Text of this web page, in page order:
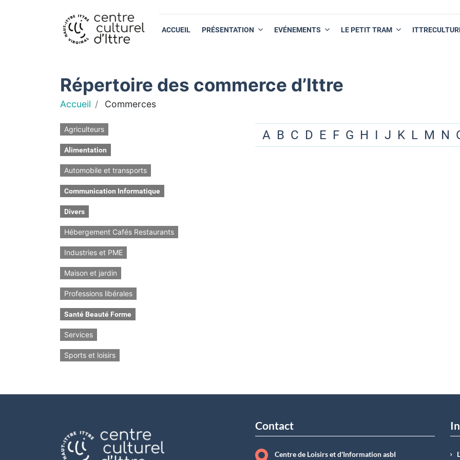
ACCUEIL PRÉSENTATION EVÉNEMENTS LE PETIT TRAM
Répertoire des commerce d’Ittre
Accueil Commerces
Agriculteurs
Alimentation
Automobile et transports
Communication Informatique
Divers
Hébergement Cafés Restaurants
Industries et PME
Maison et jardin
Professions libérales
Santé Beauté Forme
Services
Sports et loisirs
A B C D E F G H I J K L M N
Contact
Centre de Loisirs et d'Information asbI